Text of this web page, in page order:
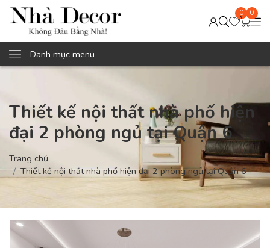
0 0
Danh mục menu
Thiết kế nội thất nhà phố hiện
đại 2 phòng ngủ tại Quận 6
Trang chủ
Thiết kế nội thất nhà phố hiện đại 2 phòng ngủ tại Quận 6